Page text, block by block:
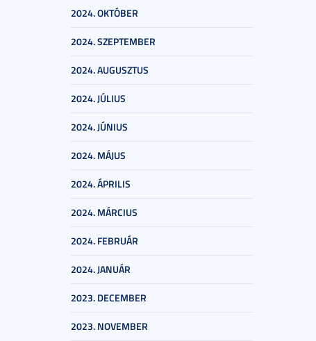
2024. OKTÓBER
2024. SZEPTEMBER
2024. AUGUSZTUS
2024. JÚLIUS
2024. JÚNIUS
2024. MÁJUS
2024. ÁPRILIS
2024. MÁRCIUS
2024. FEBRUÁR
2024. JANUÁR
2023. DECEMBER
2023. NOVEMBER